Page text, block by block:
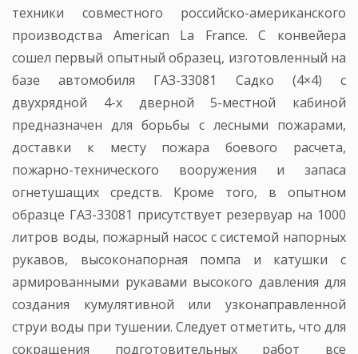
техники совместного российско-американского
производства American La France. С конвейера
сошел первый опытный образец, изготовленный на
базе автомобиля ГАЗ-33081 Садко (4×4) с
двухрядной 4-х дверной 5-местной кабиной
предназначен для борьбы с лесными пожарами,
доставки к месту пожара боевого расчета,
пожарно-технического вооружения и запаса
огнетушащих средств. Кроме того, в опытном
образце ГАЗ-33081 присутствует резервуар на 1000
литров воды, пожарный насос с системой напорных
рукавов, высоконапорная помпа и катушки с
армированными рукавами высокого давления для
создания кумулятивной или узконаправленной
струи воды при тушении. Следует отметить, что для
сокращения подготовительных работ все